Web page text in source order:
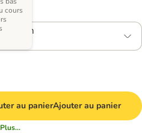
15 cm
cours
au panierAjouter au panier
Plus...